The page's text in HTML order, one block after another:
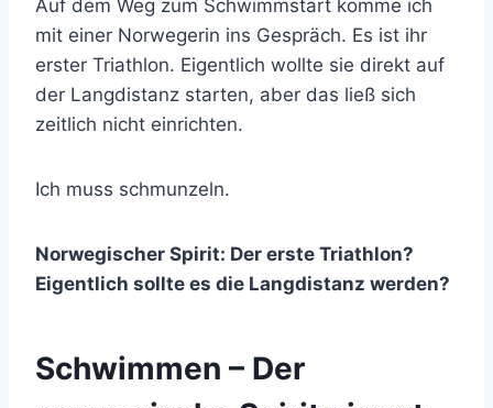
Auf dem Weg zum Schwimmstart komme ich
mit einer Norwegerin ins Gespräch. Es ist ihr
erster Triathlon. Eigentlich wollte sie direkt auf
der Langdistanz starten, aber das ließ sich
zeitlich nicht einrichten.
Ich muss schmunzeln.
Norwegischer Spirit: Der erste Triathlon?
Eigentlich sollte es die Langdistanz werden?
Schwimmen – Der